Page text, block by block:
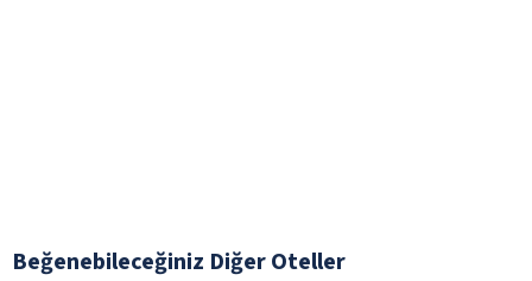
Beğenebileceğiniz Diğer Oteller